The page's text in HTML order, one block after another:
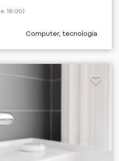
18:00)
aria.poi_category_prefix
Computer, tecnologia